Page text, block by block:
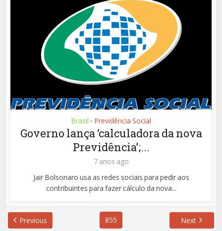
Brasil • Previdência Social
Governo lança ‘calculadora da nova
Previdência’;...
7 anos ago
Jair Bolsonaro usa as redes sociais para pedir aos
contribuintes para fazer cálculo da nova...
Previous 855 Next